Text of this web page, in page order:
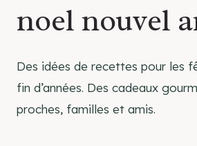
noel nouvel
Des idées de recettes pour les
fin d’années. Des cadeaux
proches, familles et amis.